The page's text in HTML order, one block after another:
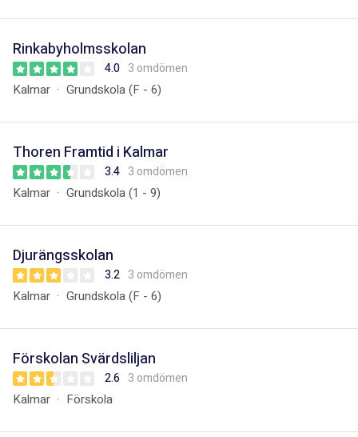
Rinkabyholmsskolan
4.0 3 omdömen
Kalmar Grundskola (F - 6)
Thoren Framtid i Kalmar
3.4 3 omdömen
Kalmar Grundskola (1 - 9)
Djurängsskolan
3.2 3 omdömen
Kalmar Grundskola (F - 6)
Förskolan Svärdsliljan
2.6 3 omdömen
Kalmar Förskola